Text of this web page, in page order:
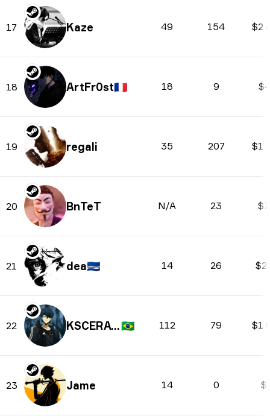
17 Kaze 49 154 $2
18 ArtFr0st🇫🇷 18 9
19 regali 35 207 $1
20 BnTeT N/A 23
21 dea🇨🇻 14 26
22 KSCERATO 🇧🇷 112 79 $1
23 Jame 14 0